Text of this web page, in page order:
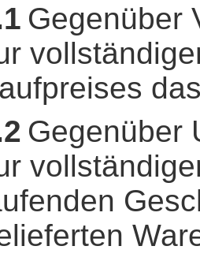
Gegenüber
Gegenüber